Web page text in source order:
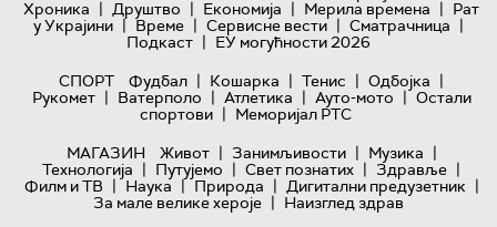
Хроника | Друштво | Економија | Мерила времена | Рат
у Украјини | Време | Сервисне вести | Сматрачница |
Подкаст | ЕУ могућности 2026
СПОРТ
Фудбал | Кошарка | Тенис | Одбојка |
Рукомет | Ватерполо | Атлетика | Ауто-мото | Остали
спортови | Меморијал РТС
МАГАЗИН
Живот | Занимљивости | Музика |
Технологијa | Путујемо | Свет познатих | Здравље |
Филм и ТВ | Наука | Природа | Дигитални предузетник |
За мале велике хероје | Наизглед здрав